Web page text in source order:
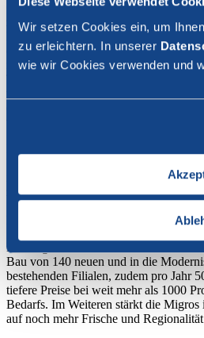
Wir setzen Cookies ein, um
zu erleichtern. In unserer
wie wir Cookies verwenden und
Genossenschaftlicher Detailhandel:
zu
Das Geschäft im
durch den Umsatzrückgang bei den
regionalen Migros-Genossenschaften
weiteren Unternehmen umfasst,
in den Supermärkten ist insbesondere
zurückzuführen. Die Kundenfrequenz
Supermärkte verzeichneten einen
Die Migros investiert bis 2030 rund 2
Bau von 140 neuen und in die
bestehenden Filialen, zudem pro Jahr
tiefere Preise bei weit mehr als 1000
Bedarfs. Im Weiteren stärkt die Migros
auf noch mehr Frische und